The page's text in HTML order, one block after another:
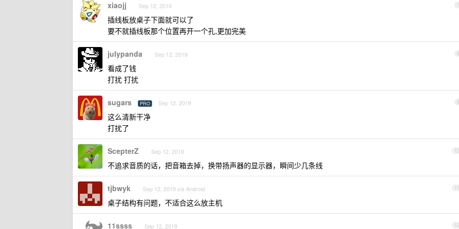
7
xiaojj Sep 12, 2019
插线板放桌子下面就可以了
要不就插线板那个位置再开一个孔,更加完美
8
julypanda Sep 12, 2019
看成了钱
打扰 打扰
9
sugars PRO Sep 12, 2019
这么清新干净
打扰了
10
ScepterZ Sep 12, 2019
不追求音质的话，把音箱去掉，换带扬声器的显示器，瞬间少几条线
11
tjbwyk Sep 12, 2019 via Android
桌子结构有问题，不适合这么放主机
12
11ssss Sep 12, 2019